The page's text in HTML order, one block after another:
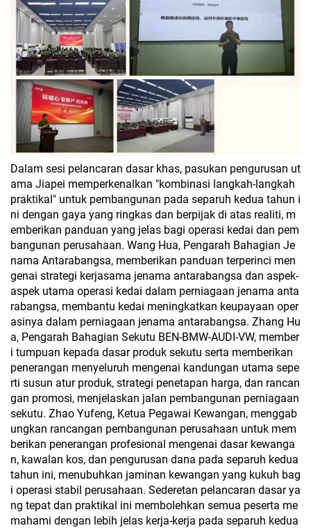
Dalam sesi pelancaran dasar khas, pasukan pengurusan ut
ama Jiapei memperkenalkan "kombinasi langkah-langkah
praktikal" untuk pembangunan pada separuh kedua tahun i
ni dengan gaya yang ringkas dan berpijak di atas realiti, m
emberikan panduan yang jelas bagi operasi kedai dan pem
bangunan perusahaan. Wang Hua, Pengarah Bahagian Je
nama Antarabangsa, memberikan panduan terperinci men
genai strategi kerjasama jenama antarabangsa dan aspek-
aspek utama operasi kedai dalam perniagaan jenama anta
rabangsa, membantu kedai meningkatkan keupayaan oper
asinya dalam perniagaan jenama antarabangsa. Zhang Hu
a, Pengarah Bahagian Sekutu BEN-BMW-AUDI-VW, member
i tumpuan kepada dasar produk sekutu serta memberikan
penerangan menyeluruh mengenai kandungan utama sepe
rti susun atur produk, strategi penetapan harga, dan rancan
gan promosi, menjelaskan jalan pembangunan perniagaan
sekutu. Zhao Yufeng, Ketua Pegawai Kewangan, menggab
ungkan rancangan pembangunan perusahaan untuk mem
berikan penerangan profesional mengenai dasar kewanga
n, kawalan kos, dan pengurusan dana pada separuh kedua
tahun ini, menubuhkan jaminan kewangan yang kukuh bag
i operasi stabil perusahaan. Sederetan pelancaran dasar ya
ng tepat dan praktikal ini membolehkan semua peserta me
mahami dengan lebih jelas kerja-kerja pada separuh kedua